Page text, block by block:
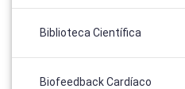
Biblioteca Científica
Biofeedback Cardíaco